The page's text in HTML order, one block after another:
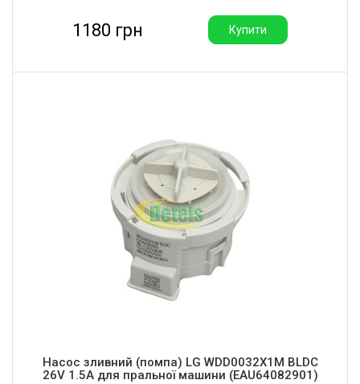
1180 грн Купити
Насос зливний (помпа) LG WDD0032X1M BLDC
26V 1.5A для пральної машини (EAU64082901)